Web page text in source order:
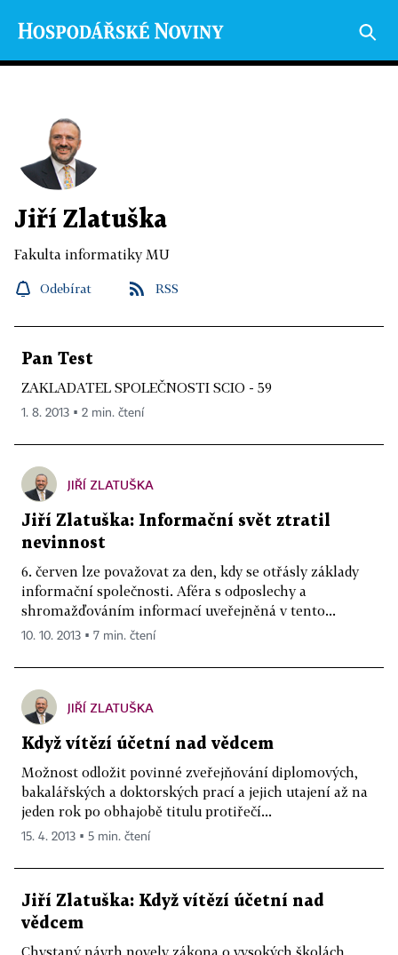
Jiří Zlatuška
Fakulta informatiky MU
Odebírat RSS
Pan Test
ZAKLADATEL SPOLEČNOSTI SCIO - 59
1. 8. 2013 ▪ 2 min. čtení
JIŘÍ ZLATUŠKA
Jiří Zlatuška: Informační svět ztratil
nevinnost
6. červen lze považovat za den, kdy se otřásly základy
informační společnosti. Aféra s odposlechy a
shromažďováním informací uveřejněná v tento...
10. 10. 2013 ▪ 7 min. čtení
JIŘÍ ZLATUŠKA
Když vítězí účetní nad vědcem
Možnost odložit povinné zveřejňování diplomových,
bakalářských a doktorských prací a jejich utajení až na
jeden rok po obhajobě titulu protiřečí...
15. 4. 2013 ▪ 5 min. čtení
Jiří Zlatuška: Když vítězí účetní nad
vědcem
Chystaný návrh novely zákona o vysokých školách